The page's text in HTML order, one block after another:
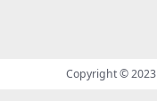
Copyright © 2023